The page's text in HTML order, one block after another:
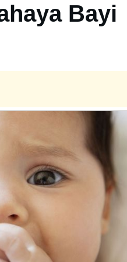
Bayi